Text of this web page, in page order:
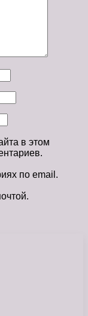
в этом
по email.